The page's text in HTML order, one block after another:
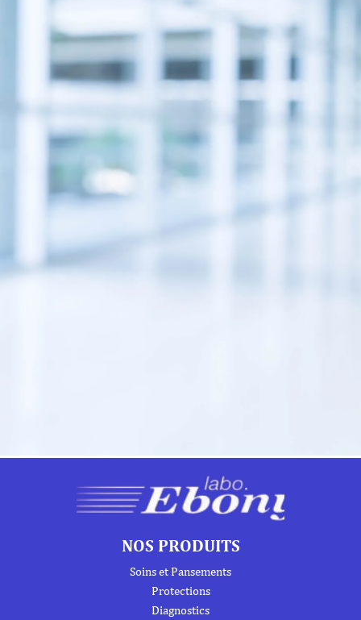
NOS PRODUITS
Soins et Pansements
Protections
Diagnostics